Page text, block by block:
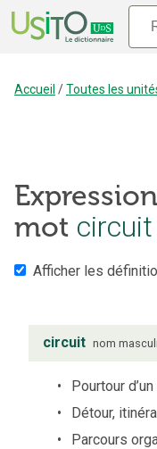
Accueil /Toutes les
mot circuit
Afficher les
circuit nom
Pourtour
Détour,
Parcours